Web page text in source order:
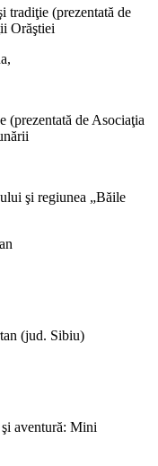
(prezentată de
Orăştiei
de Asociaţia
şi regiunea „Băile
(jud. Sibiu)
aventură: Mini